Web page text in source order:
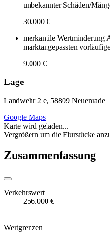
unbekannter Schäden/
30.000 €
merkantile Wertminderung
marktangepassten
9.000 €
Lage
Landwehr 2 e, 58809 Neuenrade
Google Maps
Karte wird geladen...
Vergrößern um die Flurstücke
Zusammenfassung
Verkehrswert
256.000 €
Wertgrenzen